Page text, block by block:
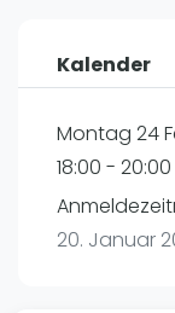
International
Ranking
Männer
Frauen
Kalender
Montag 24
18:00 - 20:00
20. Januar